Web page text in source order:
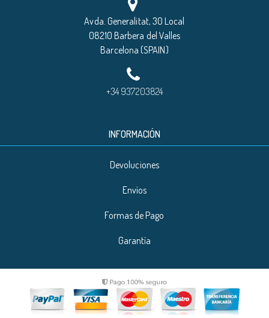
Avda. Generalitat, 30 Local
08210 Barbera del Valles
Barcelona (SPAIN)
+34 937203824
INFORMACIÓN
Devoluciones
Envíos
Formas de Pago
Garantía